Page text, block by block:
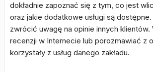
dokładnie zapoznać się z tym, co jest
oraz jakie dodatkowe usługi są
zwrócić uwagę na opinie innych klientów.
recenzji w Internecie lub porozmawiać z
korzystały z usług danego zakładu.